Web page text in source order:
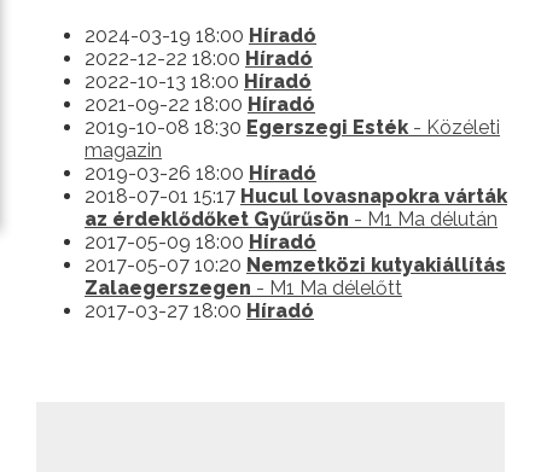
2024-03-19 18:00 Híradó
2022-12-22 18:00 Híradó
2022-10-13 18:00 Híradó
2021-09-22 18:00 Híradó
2019-10-08 18:30 Egerszegi Esték- Közéleti
magazin
2019-03-26 18:00 Híradó
2018-07-01 15:17 Hucul lovasnapokra várták
az érdeklődőket Gyűrűsön - M1 Ma délután
2017-05-09 18:00 Híradó
2017-05-07 10:20 Nemzetközi kutyakiállítás
Zalaegerszegen - M1 Ma délelőtt
2017-03-27 18:00 Híradó